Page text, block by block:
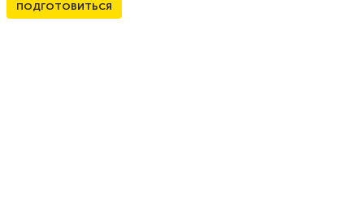
ПОДГОТОВИТЬСЯ